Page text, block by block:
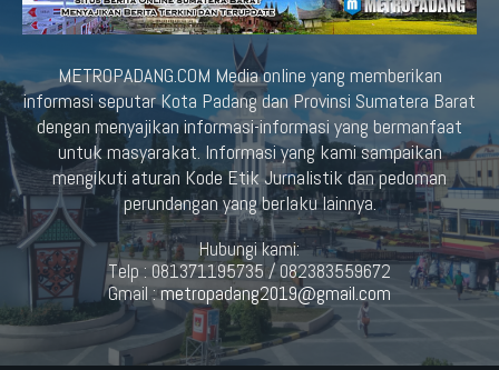
METROPADANG.COM Media online yang memberikan
informasi seputar Kota Padang dan Provinsi Sumatera Barat
dengan menyajikan informasi-informasi yang bermanfaat
untuk masyarakat. Informasi yang kami sampaikan
mengikuti aturan Kode Etik Jurnalistik dan pedoman
perundangan yang berlaku lainnya.
Hubungi kami:
Telp : 081371195735 / 082383559672
Gmail :metropadang2019@gmail.com